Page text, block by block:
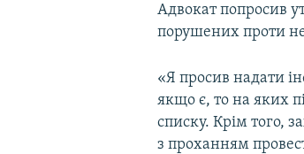
Адвокат попросив
порушених проти
«Я просив надати
якщо є, то на яких
списку. Крім того,
з проханням